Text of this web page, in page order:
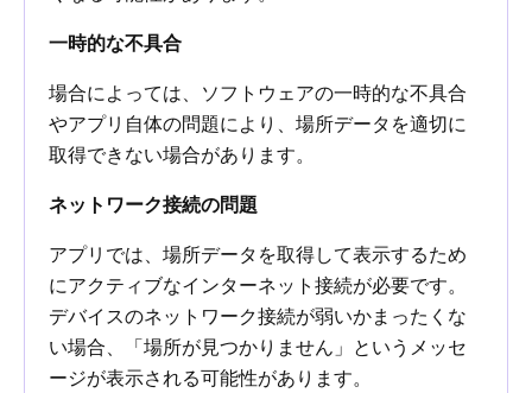
一時的な不具合
場合によっては、ソフトウェアの一時的な不具合
やアプリ自体の問題により、場所データを適切に
取得できない場合があります。
ネットワーク接続の問題
アプリでは、場所データを取得して表示するため
にアクティブなインターネット接続が必要です。
デバイスのネットワーク接続が弱いかまったくな
い場合、「場所が見つかりません」というメッセ
ージが表示される可能性があります。